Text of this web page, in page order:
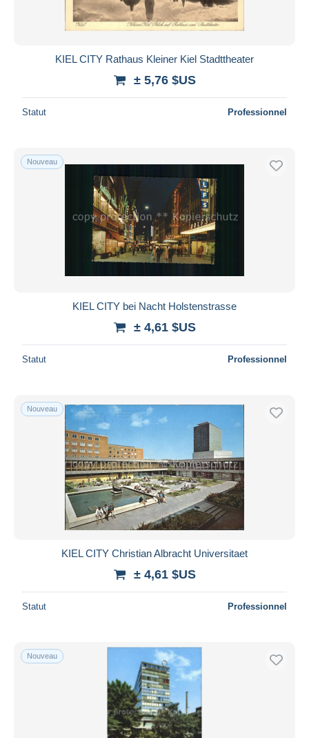
KIEL CITY Rathaus Kleiner Kiel Stadttheater
± 5,76 $US
Statut Professionnel
Nouveau
KIEL CITY bei Nacht Holstenstrasse
± 4,61 $US
Statut Professionnel
Nouveau
KIEL CITY Christian Albracht Universitaet
± 4,61 $US
Statut Professionnel
Nouveau